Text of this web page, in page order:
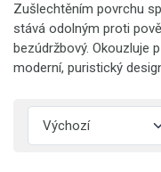
Zušlechtěním povrchu
stává odolným proti
bezúdržbový. Okouzluje
moderní, puristický